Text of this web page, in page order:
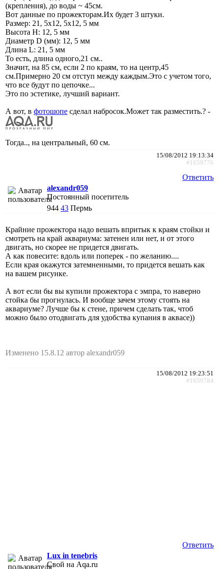
(крепления), до воды ~ 45см.
Вот данные по прожекторам.Их будет 3 штуки.
Размер: 21, 5х12, 5х12, 5 мм
Высота H: 12, 5 мм
Диаметр D (мм): 12, 5 мм
Длина L: 21, 5 мм
То есть, длина одного,21 см..
Значит, на 85 см, если 2 по краям, то на центр,45
см.Примерно 20 см отступ между каждым.Это с учетом того,
что все будут по цепочке...
Это по эстетике, лучший вариант.
А вот, в фотошопе сделал набросок.Может так разместить.? -
Тогда.., на центральный, 60 см.
15/08/2012 19:13:34
#1659776
Ответить
alexandr059
Постоянный посетитель
944 43 Пермь
Крайние прожектора надо вешать впритык к краям стойки и
смотреть на край аквариума: затенен или нет, и от этого
двигать, но скорее не придется двигать.
А как повесите: вдоль или поперек - по желанию....
Если края окажутся затемненными, то придется вешать как
на вашем рисунке.
А вот если бы вы купили прожектора с эмпра, то наверно
стойка бы прогнулась. И вообще зачем этому стоять на
аквариуме? Лучше бы к стене, причем сделать так, чтоб
можно было отодвигать для удобства купания в аквасе))
Изменено 15.8.12 автор alexandr059
15/08/2012 19:23:51
#1659784
Ответить
Lux in tenebris
Свой на Aqa.ru